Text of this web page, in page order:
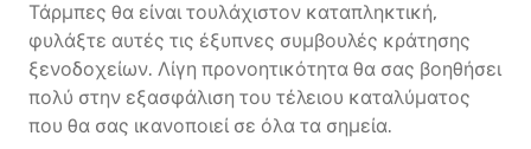
Τάρμπες θα είναι τουλάχιστον καταπληκτική,
φυλάξτε αυτές τις έξυπνες συμβουλές κράτησης
ξενοδοχείων. Λίγη προνοητικότητα θα σας βοηθήσει
πολύ στην εξασφάλιση του τέλειου καταλύματος
που θα σας ικανοποιεί σε όλα τα σημεία.